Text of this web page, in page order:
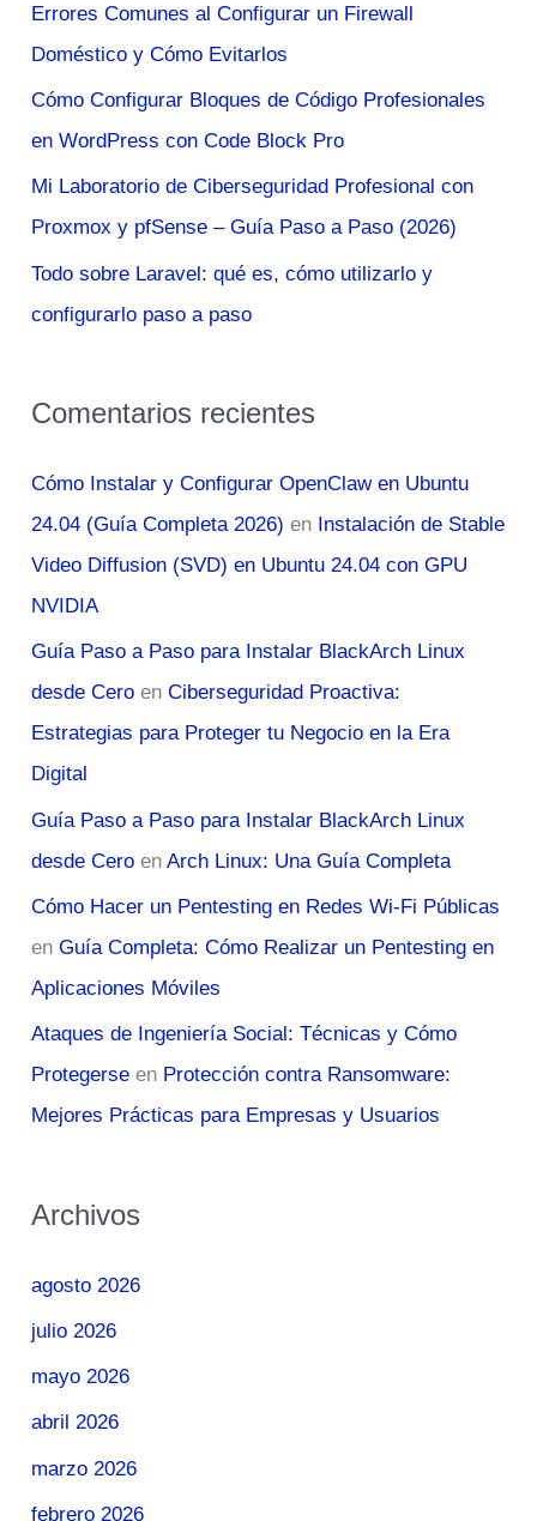
p
o
r
:
Errores Comunes al Configurar un Firewall
Doméstico y Cómo Evitarlos
Cómo Configurar Bloques de Código Profesionales
en WordPress con Code Block Pro
Mi Laboratorio de Ciberseguridad Profesional con
Proxmox y pfSense – Guía Paso a Paso (2026)
Todo sobre Laravel: qué es, cómo utilizarlo y
configurarlo paso a paso
Comentarios recientes
Cómo Instalar y Configurar OpenClaw en Ubuntu
24.04 (Guía Completa 2026) en Instalación de Stable
Video Diffusion (SVD) en Ubuntu 24.04 con GPU
NVIDIA
Guía Paso a Paso para Instalar BlackArch Linux
desde Cero enCiberseguridad Proactiva:
Estrategias para Proteger tu Negocio en la Era
Digital
Guía Paso a Paso para Instalar BlackArch Linux
desde Cero enArch Linux: Una Guía Completa
Cómo Hacer un Pentesting en Redes Wi-Fi Públicas
enGuía Completa: Cómo Realizar un Pentesting en
Aplicaciones Móviles
Ataques de Ingeniería Social: Técnicas y Cómo
Protegerse en Protección contra Ransomware:
Mejores Prácticas para Empresas y Usuarios
Archivos
agosto 2026
julio 2026
mayo 2026
abril 2026
marzo 2026
febrero 2026